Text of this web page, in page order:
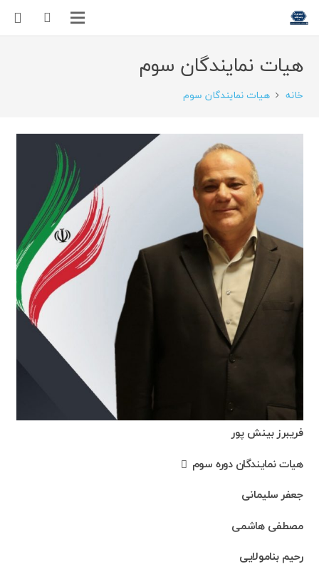
هیات نمایندگان سوم
خانه هیات نمایندگان سوم
فریبرز بینش پور
هیات نمایندگان دوره سوم
جعفر سلیمانی
مصطفی هاشمی
رحیم بنامولایی